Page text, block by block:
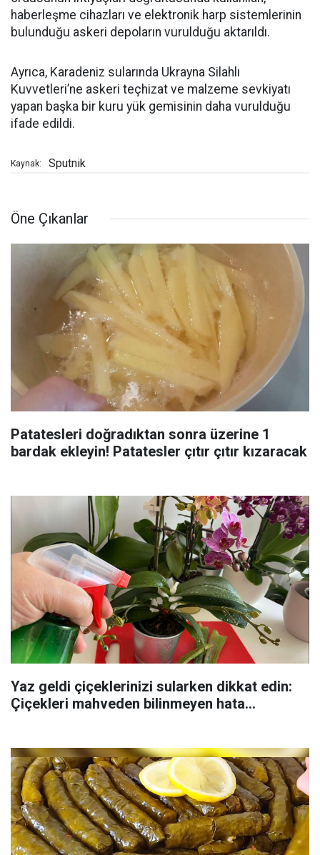
haberleşme cihazları ve elektronik harp sistemlerinin
bulunduğu askeri depoların vurulduğu aktarıldı.
Ayrıca, Karadeniz sularında Ukrayna Silahlı
Kuvvetleri’ne askeri teçhizat ve malzeme sevkiyatı
yapan başka bir kuru yük gemisinin daha vurulduğu
ifade edildi.
Kaynak: Sputnik
Öne Çıkanlar
Patatesleri doğradıktan sonra üzerine 1
bardak ekleyin! Patatesler çıtır çıtır kızaracak
Yaz geldi çiçeklerinizi sularken dikkat edin:
Çiçekleri mahveden bilinmeyen hata...